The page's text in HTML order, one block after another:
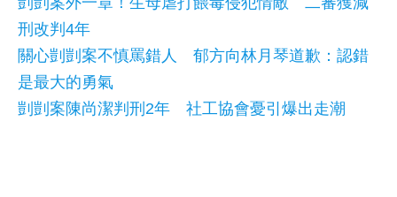
刑改判4年
關心剴剴案不慎罵錯人 郁方向林月琴道歉：認錯
是最大的勇氣
剴剴案陳尚潔判刑2年 社工協會憂引爆出走潮